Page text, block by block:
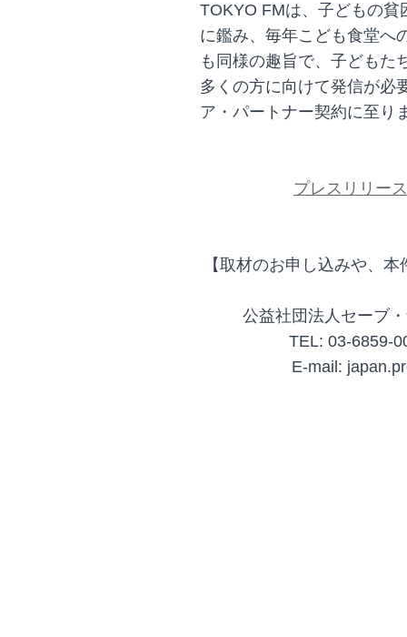
TOKYO FMは、子どもの
に鑑み、毎年こども食堂へ
も同様の趣旨で、子どもた
多くの方に向けて発信が必
ア・パートナー契約に至り
プレスリリー
【取材のお申し込みや、
公益社団法人セーブ
TEL: 03-6859-
E-mail: